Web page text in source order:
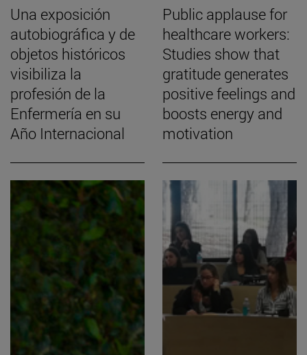
Una exposición
autobiográfica y de
objetos históricos
visibiliza la
profesión de la
Enfermería en su
Año Internacional
Public applause for
healthcare workers:
Studies show that
gratitude generates
positive feelings and
boosts energy and
motivation